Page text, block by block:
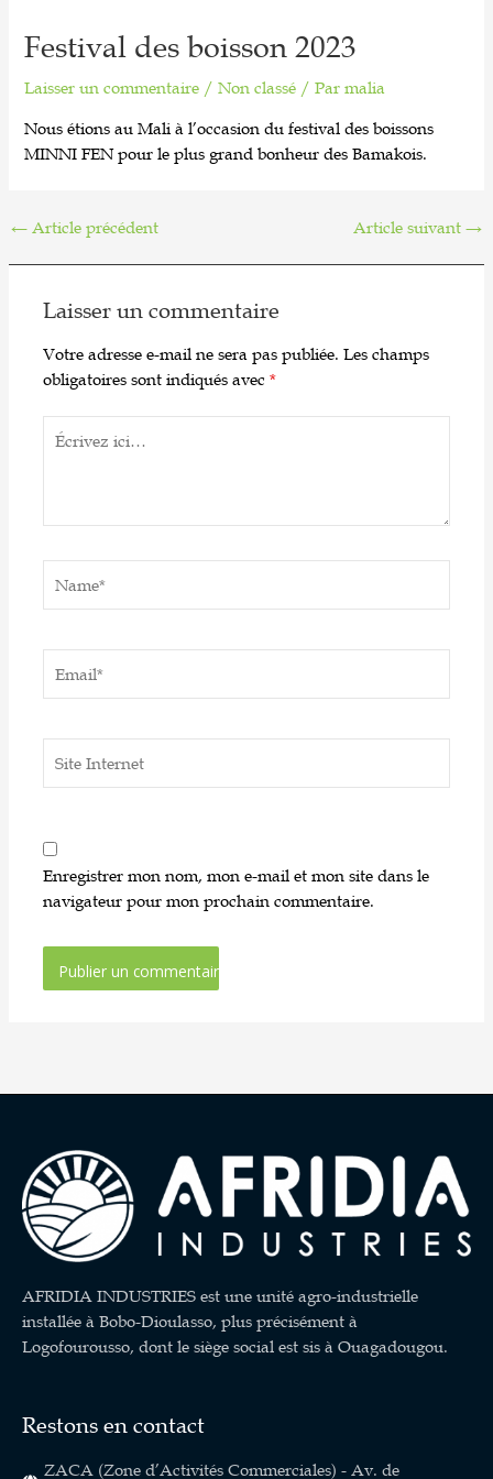
Festival des boisson 2023
Laisser un commentaire /Non classé / Parmalia
Nous étions au Mali à l’occasion du festival des boissons
MINNI FEN pour le plus grand bonheur des Bamakois.
←Article précédent Article suivant→
Laisser un commentaire
Votre adresse e-mail ne sera pas publiée. Les champs
obligatoires sont indiqués avec*
Écrivez
ici…
Internet
Enregistrer mon nom, mon e-mail et mon site dans le
navigateur pour mon prochain commentaire.
AFRIDIA INDUSTRIES est une unité agro-industrielle
installée à Bobo-Dioulasso, plus précisément à
Logofourousso, dont le siège social est sis à Ouagadougou.
Restons en contact
ZACA (Zone d’Activités Commerciales) - Av. de